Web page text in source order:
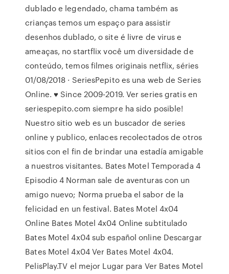
dublado e legendado, chama também as
crianças temos um espaço para assistir
desenhos dublado, o site é livre de virus e
ameaças, no startflix você um diversidade de
conteúdo, temos filmes originais netflix, séries
01/08/2018 · SeriesPepito es una web de Series
Online. ♥ Since 2009-2019. Ver series gratis en
seriespepito.com siempre ha sido posible!
Nuestro sitio web es un buscador de series
online y publico, enlaces recolectados de otros
sitios con el fin de brindar una estadía amigable
a nuestros visitantes. Bates Motel Temporada 4
Episodio 4 Norman sale de aventuras con un
amigo nuevo; Norma prueba el sabor de la
felicidad en un festival. Bates Motel 4x04
Online Bates Motel 4x04 Online subtitulado
Bates Motel 4x04 sub español online Descargar
Bates Motel 4x04 Ver Bates Motel 4x04.
PelisPlay.TV el mejor Lugar para Ver Bates Motel